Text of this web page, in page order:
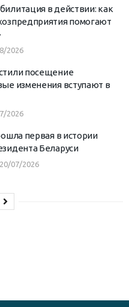
в действии: как
помогают
2026
посещение
изменения вступают в
2026
первая в истории
Беларуси
20/07/2026